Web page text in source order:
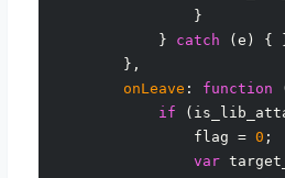
                }
            }
catch (e) {
        },
onLeave : function
if
                flag =
0 ;
var